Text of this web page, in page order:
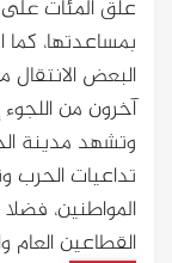
علق المئات
بمساعدتها،
البعض الانتقال
آخرون من
وتشهد مدينة
تداعيات الحرب
المواطنين،
القطاعين العام